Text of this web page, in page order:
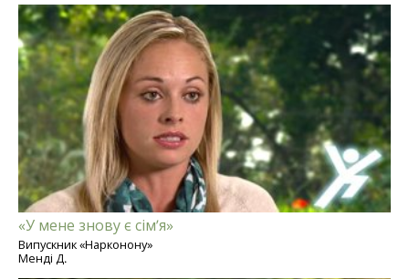
«У мене знову є сім’я»
Випускник «Нарконону»
Менді Д.